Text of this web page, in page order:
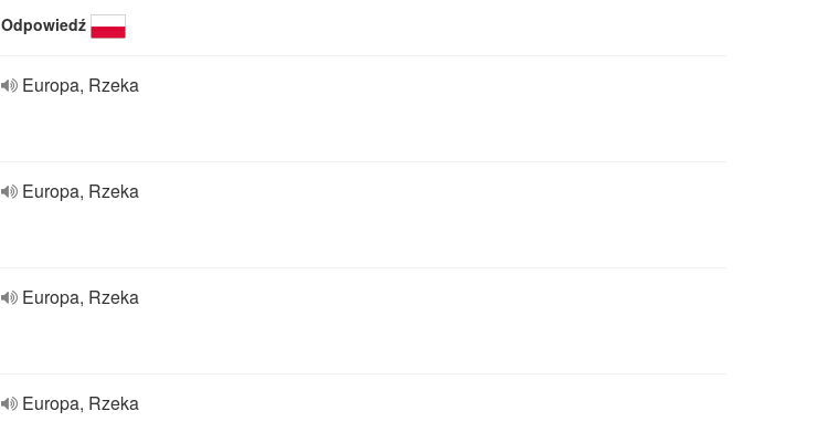
Odpowiedź
Europa, Rzeka
Europa, Rzeka
Europa, Rzeka
Europa, Rzeka